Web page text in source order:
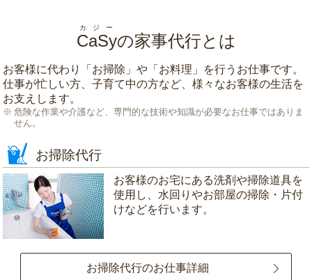
CaSy
カジー
の家事代行とは
お客様に代わり「 お掃除 」や「 お料理 」を行うお仕事です。
仕事が忙しい方、子育て中の方など、様々なお客様の生活を
お支えします。
危険な作業や介護など、専門的な技術や知識が必要なお仕事ではありま
せん。
お掃除代行
お客様のお宅にある洗剤や掃除道具を
使用し、水回りやお部屋の掃除・片付
けなどを行います。
お掃除代行のお仕事詳細